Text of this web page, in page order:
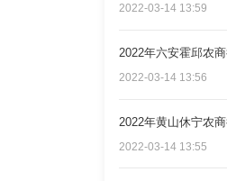
2022-03-14 13:59
2022年六安霍邱农
2022-03-14 13:56
2022年黄山休宁农
2022-03-14 13:55